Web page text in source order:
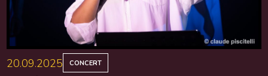
20.09.2025 CONCERT